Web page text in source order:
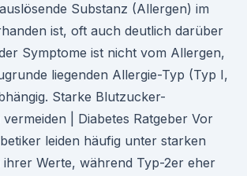
Substanz (Allergen) im
ist, oft auch deutlich darüber
Symptome ist nicht vom Allergen,
liegenden Allergie-Typ (Typ I,
Starke Blutzucker-
| Diabetes Ratgeber Vor
leiden häufig unter starken
Werte, während Typ-2er eher